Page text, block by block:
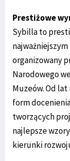
Prestiżowe
Sybilla to
organizowany
Narodowego
Muzeów. Od
form
tworzących
najlepsze
kierunki